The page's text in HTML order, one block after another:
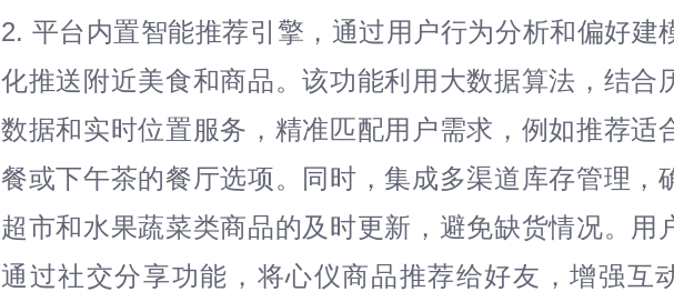
2. 平台内置智能推荐引擎，通过用户行为分析和偏好建
化推送附近美食和商品。该功能利用大数据算法，结合
数据和实时位置服务，精准匹配用户需求，例如推荐适
餐或下午茶的餐厅选项。同时，集成多渠道库存管理，
超市和水果蔬菜类商品的及时更新，避免缺货情况。用
通过社交分享功能，将心仪商品推荐给好友，增强互